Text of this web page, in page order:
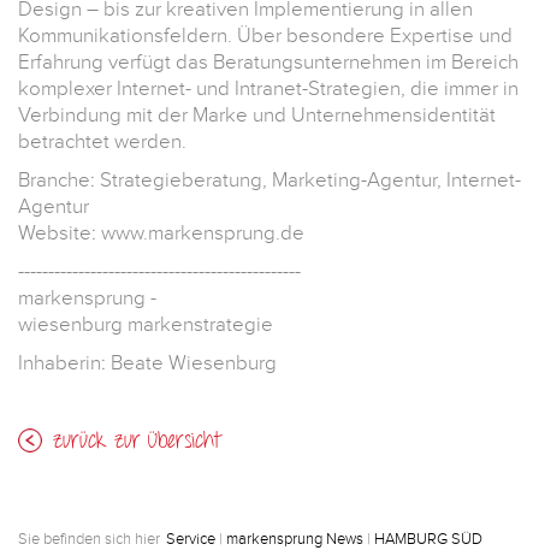
Design – bis zur kreativen Implementierung in allen
Kommunikationsfeldern. Über besondere Expertise und
Erfahrung verfügt das Beratungsunternehmen im Bereich
komplexer Internet- und Intranet-Strategien, die immer in
Verbindung mit der Marke und Unternehmensidentität
betrachtet werden.
Branche: Strategieberatung, Marketing-Agentur, Internet-
Agentur
Website: www.markensprung.de
-----------------------------------------------
markensprung -
wiesenburg markenstrategie
Inhaberin: Beate Wiesenburg
zurück zur Übersicht
Sie befinden sich hier Service | markensprung News | HAMBURG SÜD